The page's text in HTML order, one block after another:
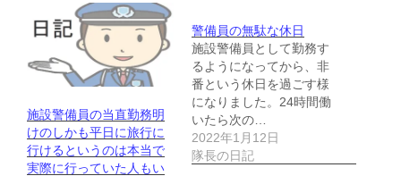
施設警備員の当直勤務明
けのしかも平日に旅行に
行けるというのは本当で
実際に行っていた人もい
警備員の無駄な休日
施設警備員として勤務す
るようになってから、非
番という休日を過ごす様
になりました。24時間働
いたら次の…
2022年1月12日
隊長の日記